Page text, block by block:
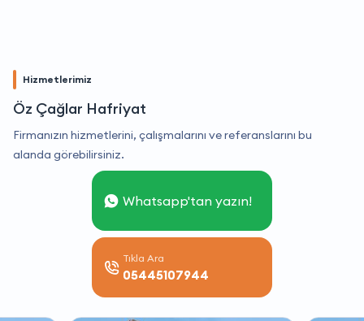
Hizmetlerimiz
Öz Çağlar Hafriyat
Firmanızın hizmetlerini, çalışmalarını ve referanslarını bu
alanda görebilirsiniz.
Whatsapp'tan yazın!
Tıkla Ara
05445107944